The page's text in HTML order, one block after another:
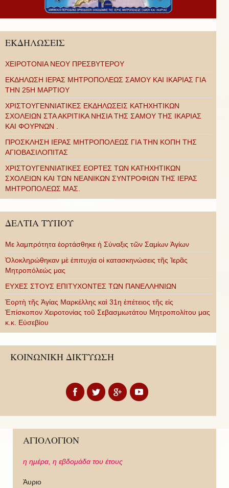
ΕΚΔΗΛΩΣΕΙΣ
ΧΕΙΡΟΤΟΝΙΑ ΝΕΟΥ ΠΡΕΣΒΥΤΕΡΟΥ
ΕΚΔΗΛΩΣΗ ΙΕΡΑΣ ΜΗΤΡΟΠΟΛΕΩΣ ΣΑΜΟΥ ΚΑΙ ΙΚΑΡΙΑΣ ΓΙΑ
ΤΗΝ 25Η ΜΑΡΤΙΟΥ
ΧΡΙΣΤΟΥΓΕΝΝΙΑΤΙΚΕΣ ΕΚΔΗΛΩΣΕΙΣ ΚΑΤΗΧΗΤΙΚΩΝ
ΣΧΟΛΕΙΩΝ ΣΤΑ ΑΚΡΙΤΙΚΑ ΝΗΣΙΑ ΤΗΣ ΣΑΜΟΥ ΤΗΣ ΙΚΑΡΙΑΣ
ΚΑΙ ΦΟΥΡΝΩΝ .
ΠΡΟΣΚΛΗΣΗ ΙΕΡΑΣ ΜΗΤΡΟΠΟΛΕΩΣ ΓΙΑ ΤΗΝ ΚΟΠΗ ΤΗΣ
ΑΓΙΟΒΑΣΙΛΟΠΙΤΑΣ
ΧΡΙΣΤΟΥΓΕΝΝΙΑΤΙΚΕΣ ΕΟΡΤΕΣ ΤΩΝ ΚΑΤΗΧΗΤΙΚΩΝ
ΣΧΟΛΕΙΩΝ ΚΑΙ ΤΩΝ ΝΕΑΝΙΚΩΝ ΣΥΝΤΡΟΦΙΩΝ ΤΗΣ ΙΕΡΑΣ
ΜΗΤΡΟΠΟΛΕΩΣ ΜΑΣ.
ΔΕΛΤΙΑ ΤΥΠΟΥ
Με λαμπρότητα ἑορτάσθηκε ἡ Σύναξις τῶν Σαμίων Ἁγίων
Ὁλοκληρώθηκαν μὲ ἐπιτυχία οἱ κατασκηνώσεις τῆς Ἱερᾶς
Μητροπόλεώς μας
ΕΥΧΕΣ ΣΤΟΥΣ ΕΠΙΤΥΧΟΝΤΕΣ ΤΩΝ ΠΑΝΕΛΛΗΝΙΩΝ
Ἑορτὴ τῆς Ἁγίας Μαρκέλλης καὶ 31η ἐπέτειος τῆς εἰς
Ἐπίσκοπον Χειροτονίας τοῦ Σεβασμιωτάτου Μητροπολίτου μας
κ.κ. Εὐσεβίου
ΚΟΙΝΩΝΙΚΗ ΔΙΚΤΥΩΣΗ
ΑΓΙΟΛΟΓΙΟΝ
η ημέρα, η εβδομάδα του έτους
Άυριο